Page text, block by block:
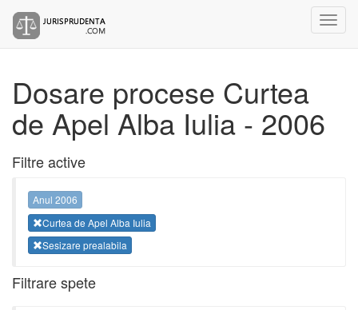
Dosare procese Curtea
de Apel Alba Iulia - 2006
Filtre active
Anul 2006
Curtea de Apel Alba Iulia
Sesizare prealabila
Filtrare spete